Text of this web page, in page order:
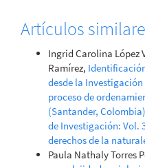
Artículos
Ingrid Carolina López
Ramírez,
desde la
proceso de
(Santander, Colombia)
de Investigación: Vol.
derechos de la
Paula Nathaly Torres